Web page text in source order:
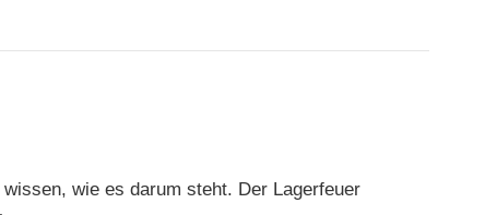
wie es darum steht. Der Lagerfeuer